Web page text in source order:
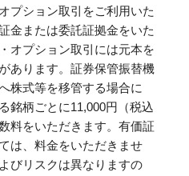
プション取引をご利用いた
金または委託証拠金をいた
オプション取引には元本を
あります。証券保管振替機
株式等を移管する場合に
銘柄ごとに11,000円（税込
料をいただきます。有価証
は、料金をいただきませ
びリスクは異なりますの